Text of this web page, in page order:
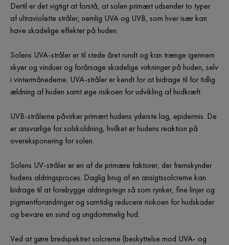
Dertil er det vigtigt at forstå, at solen primært udsender to typer
af ultraviolette stråler, nemlig UVA og UVB, som hver især kan
have skadelige effekter på huden.
Solens UVA-stråler er til stede året rundt og kan trænge igennem
skyer og vinduer og forårsage skadelige virkninger på huden, selv
i vintermånederne. UVA-stråler er kendt for at bidrage til for tidlig
ældning af huden samt øge risikoen for udvikling af hudkræft.
UVB-strålerne påvirker primært hudens yderste lag, epidermis. De
er ansvarlige for solskoldning, hvilket er hudens reaktion på
overeksponering for solen.
Solens UV-stråler er en af de primære faktorer, der fremskynder
hudens aldringsproces. Daglig brug af en ansigtssolcreme kan
bidrage til at forebygge aldringstegn så som rynker, fine linjer og
pigmentforandringer og samtidig reducere risikoen for hudskader
og bevare en sund og ungdommelig hud.
Ved at gøre bredspektret solcreme (beskyttelse mod UVA- og